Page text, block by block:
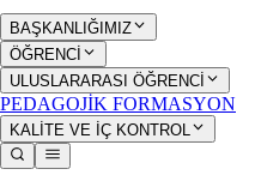
BAŞKANLIĞIMIZ
ÖĞRENCİ
ULUSLARARASI ÖĞRENCİ
PEDAGOJİK FORMASYON
KALİTE VE İÇ KONTROL